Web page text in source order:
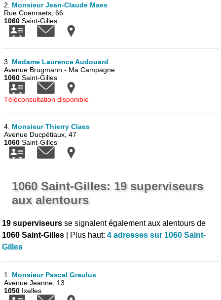
2. Monsieur Jean-Claude Maes
Rue Coenraets, 66
1060 Saint-Gilles
3. Madame Laurence Audouard
Avenue Brugmann - Ma Campagne
1060 Saint-Gilles
Téléconsultation disponible
4. Monsieur Thierry Claes
Avenue Ducpétiaux, 47
1060 Saint-Gilles
1060 Saint-Gilles: 19 superviseurs
aux alentours
19 superviseurs se signalent également aux alentours de
1060 Saint-Gilles | Plus haut:4 adresses sur 1060 Saint-
Gilles
1. Monsieur Pascal Graulus
Avenue Jeanne, 13
1050 Ixelles